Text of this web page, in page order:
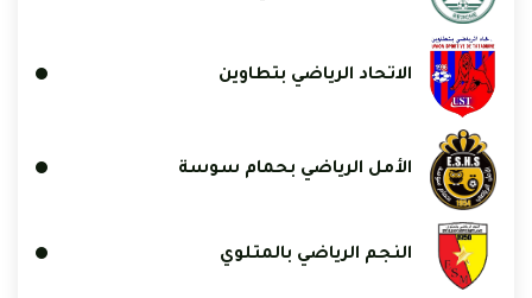
الاتحاد الرياضي بتطاوين
الأمل الرياضي بحمام سوسة
النجم الرياضي بالمتلوي